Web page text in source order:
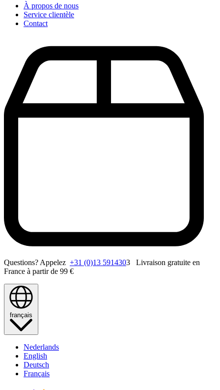
À propos de nous
Service clientèle
Contact
Questions? Appelez +31 (0)13 5914303 Livraison gratuite en
France à partir de 99 €
français
Nederlands
English
Deutsch
Français